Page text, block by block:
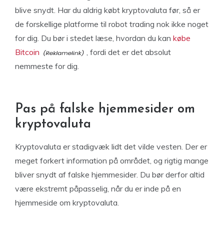
blive snydt. Har du aldrig købt kryptovaluta før, så er
de forskellige platforme til robot trading nok ikke noget
for dig. Du bør i stedet læse, hvordan du kan købe
Bitcoin
, fordi det er det absolut
nemmeste for dig.
Pas på falske hjemmesider om
kryptovaluta
Kryptovaluta er stadigvæk lidt det vilde vesten. Der er
meget forkert information på området, og rigtig mange
bliver snydt af falske hjemmesider. Du bør derfor altid
være ekstremt påpasselig, når du er inde på en
hjemmeside om kryptovaluta.